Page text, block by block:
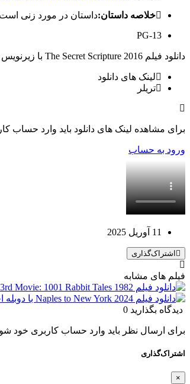
خلاصه داستان:داستان در مورد زنی
PG-13
دانلود فیلم The Secret Scripture 2016 با زیرنویس چسبیده
لینک های دانلود
تریلر
برای مشاهده لینک های دانلود باید وارد حساب
ورود به حساب
11 آوریل 2025
اشتراک‌گذاری
فیلم های مشابه
دیدگاه بگذارید 0
برای ارسال نظر باید وارد حساب کاربری خود
اشتراک‌گذاری
×